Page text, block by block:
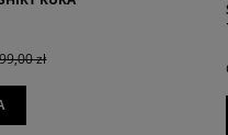
SZWAJCARSKI
Cena regularna: